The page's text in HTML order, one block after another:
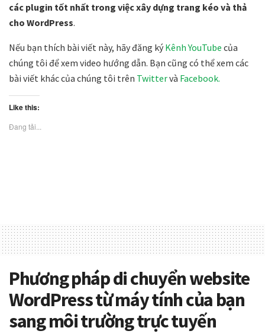
các plugin tốt nhất trong việc xây dựng trang kéo và thả
cho WordPress.
Nếu bạn thích bài viết này, hãy đăng ký Kênh YouTube của
chúng tôi để xem video hướng dẫn. Bạn cũng có thể xem các
bài viết khác của chúng tôi trên Twittervà Facebook.
Like this:
Đang tải...
Phương pháp di chuyển website
WordPress từ máy tính của bạn
sang môi trường trực tuyến